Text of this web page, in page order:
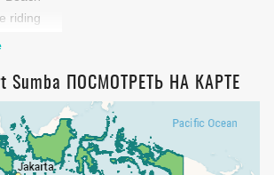
riding
Sumba ПОСМОТРЕТЬ НА КАРТЕ